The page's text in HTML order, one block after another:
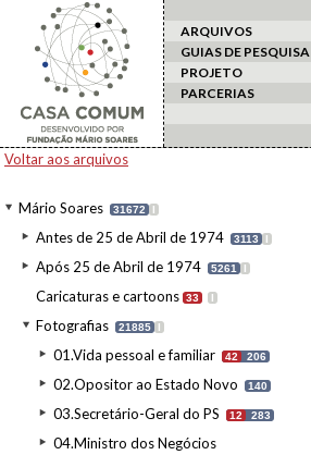
ARQUIVOS
GUIAS DE PESQUISA
PROJETO
PARCERIAS
Voltar aos arquivos
Mário Soares 31672 I
Antes de 25 de Abril de 1974 3113 I
Após 25 de Abril de 1974 5261 I
Caricaturas e cartoons 33 I
Fotografias 21885 I
01.Vida pessoal e familiar 42 206
02.Opositor ao Estado Novo 140
03.Secretário-Geral do PS 12 283
04.Ministro dos Negócios